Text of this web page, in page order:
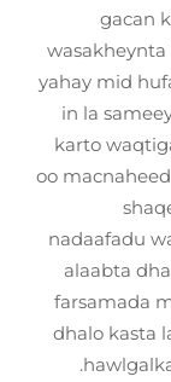
gacan
yahay mid
in la
karto
oo
nadaafadu
alaabta
farsamada
dhalo kasta